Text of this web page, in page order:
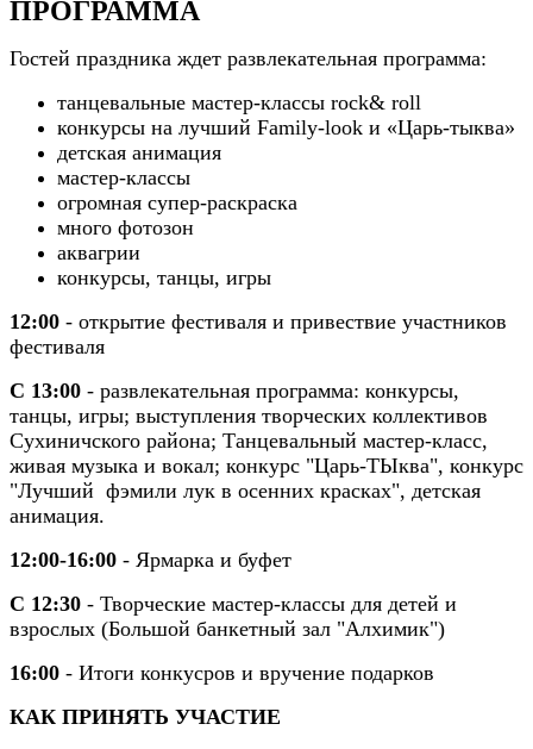
ПРОГРАММА
Гостей праздника ждет развлекательная программа:
танцевальные мастер-классы rock& roll
конкурсы на лучший Family-look и «Царь-тыква»
детская анимация
мастер-классы
огромная супер-раскраска
много фотозон
аквагрии
конкурсы, танцы, игры
12:00 - открытие фестиваля и привествие участников
фестиваля
С 13:00 - развлекательная программа: конкурсы,
танцы, игры; выступления творческих коллективов
Сухиничского района; Танцевальный мастер-класс,
живая музыка и вокал; конкурс "Царь-ТЫква", конкурс
"Лучший фэмили лук в осенних красках", детская
анимация.
12:00-16:00 - Ярмарка и буфет
С 12:30 - Творческие мастер-классы для детей и
взрослых (Большой банкетный зал "Алхимик")
16:00 - Итоги конкусров и вручение подарков
КАК ПРИНЯТЬ УЧАСТИЕ